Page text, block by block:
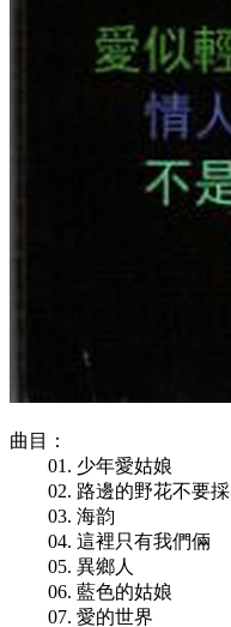
曲目：
01. 少年愛姑娘
02. 路邊的野花不要
03. 海韵
04. 這裡只有我們倆
05. 異鄉人
06. 藍色的姑娘
07. 愛的世界